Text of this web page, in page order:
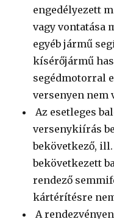
engedélyezett
vagy vontatása
egyéb jármű
kísérőjármű
segédmotorral
versenyen nem
Az esetleges
versenykiírás
bekövetkező,
bekövetkezett
rendező
kártérítésre
A